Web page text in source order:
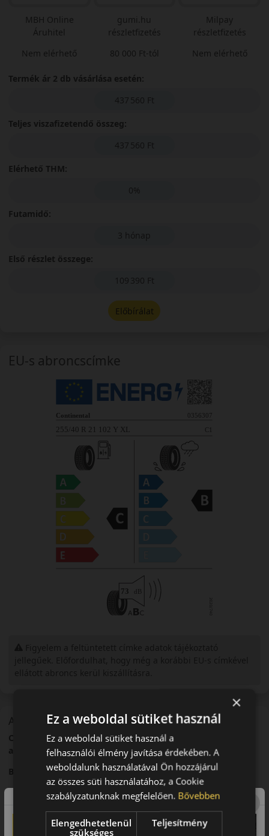
A mintázat
Continental SportContact 5 – Magas teljesítményű nyári
abroncs
Bevezető
A Continental SportContact 5 egy nagy teljesítményű nyári
abroncs, amelyet a sportos vezetés igényeihez terveztek.
Futófelület és tapadás
MBH Online
Áruhitel
Nem elérhető
gumi.hu
részletfizetés
80 000 Ft-tól
Milpay
részletfizetés
Nem elérhető
Termék ár 2 db vásárlása esetén:
437 560 Ft
Teljes viszafizetendő összeg:
437 560 Ft
Elérhető THM:
0%
Futamidő:
3 hónap
Első részlet összege:
109 390 Ft
Előbírálat
EU-s abroncscímke
×
Ez a weboldal sütiket használ
Ez a weboldal sütiket használ a
felhasználói élmény javítása érdekében. A
weboldalunk használatával Ön hozzájárul
az összes süti használatához, a Cookie
szabályzatunknak megfelelően. Bővebben
Elengedhetetlenül
szükséges
Teljesítmény